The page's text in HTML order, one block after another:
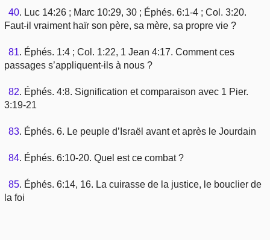
Vie pratique
Sujets de A à Z
Dictionnaires bibliques
40. Luc 14:26 ; Marc 10:29, 30 ; Éphés. 6:1-4 ; Col. 3:20.
Faut-il vraiment haïr son père, sa mère, sa propre vie ?
81. Éphés. 1:4 ; Col. 1:22, 1 Jean 4:17. Comment ces
passages s’appliquent-ils à nous ?
82. Éphés. 4:8. Signification et comparaison avec 1 Pier.
3:19-21
83. Éphés. 6. Le peuple d’Israël avant et après le Jourdain
84. Éphés. 6:10-20. Quel est ce combat ?
85. Éphés. 6:14, 16. La cuirasse de la justice, le bouclier de
la foi